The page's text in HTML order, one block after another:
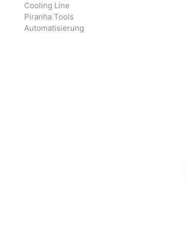
Cooling Line
Piranha Tools
Automatisierung